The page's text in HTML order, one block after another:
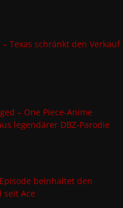
Texas schränkt den Verkauf
– One Piece-Anime
legendärer DBZ-Parodie
beinhaltet den
seit Ace